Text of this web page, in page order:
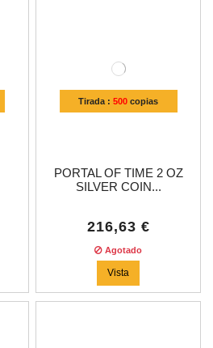
Tirada :500 copias
PORTAL OF TIME 2 OZ
SILVER COIN...
216,63 €
Agotado
Vista